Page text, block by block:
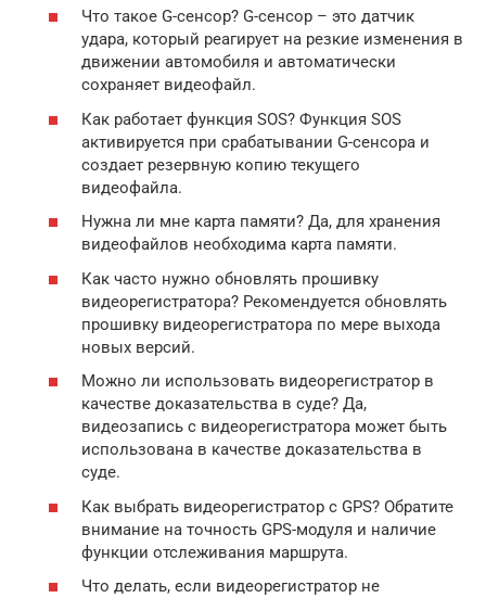
Что такое G-сенсор? G-сенсор – это датчик
удара, который реагирует на резкие изменения в
движении автомобиля и автоматически
сохраняет видеофайл.
Как работает функция SOS? Функция SOS
активируется при срабатывании G-сенсора и
создает резервную копию текущего
видеофайла.
Нужна ли мне карта памяти? Да, для хранения
видеофайлов необходима карта памяти.
Как часто нужно обновлять прошивку
видеорегистратора? Рекомендуется обновлять
прошивку видеорегистратора по мере выхода
новых версий.
Можно ли использовать видеорегистратор в
качестве доказательства в суде? Да,
видеозапись с видеорегистратора может быть
использована в качестве доказательства в
суде.
Как выбрать видеорегистратор с GPS? Обратите
внимание на точность GPS-модуля и наличие
функции отслеживания маршрута.
Что делать, если видеорегистратор не